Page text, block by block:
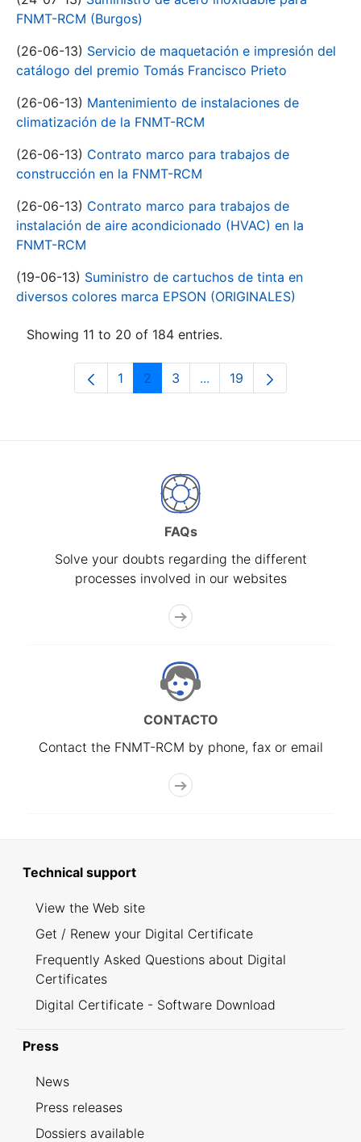
FNMT-RCM (Burgos)
(26-06-13) Servicio de maquetación e impresión del
catálogo del premio Tomás Francisco Prieto
(26-06-13) Mantenimiento de instalaciones de
climatización de la FNMT-RCM
(26-06-13) Contrato marco para trabajos de
construcción en la FNMT-RCM
(26-06-13) Contrato marco para trabajos de
instalación de aire acondicionado (HVAC) en la
FNMT-RCM
(19-06-13) Suministro de cartuchos de tinta en
diversos colores marca EPSON (ORIGINALES)
Showing 11 to 20 of 184 entries.
Page
1 Page
2 Page
3 ...Intermediate Pages Use
Page
19
FAQs
Solve your doubts regarding the different
processes involved in our websites
CONTACTO
Contact the FNMT-RCM by phone, fax or email
Technical support
View the Web site
Get / Renew your Digital Certificate
Frequently Asked Questions about Digital
Certificates
Digital Certificate - Software Download
Press
News
Press releases
Dossiers available